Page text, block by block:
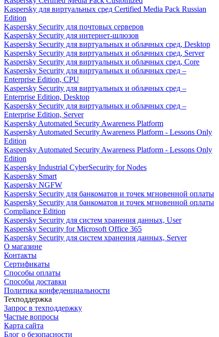
Kaspersky для виртуальных сред Certified Media Pack Russian
Edition
Kaspersky Security для почтовых серверов
Kaspersky Security для интернет-шлюзов
Kaspersky Security для виртуальных и облачных сред, Desktop
Kaspersky Security для виртуальных и облачных сред, Server
Kaspersky Security для виртуальных и облачных сред, Core
Kaspersky Security для виртуальных и облачных сред –
Enterprise Edition, CPU
Kaspersky Security для виртуальных и облачных сред –
Enterprise Edition, Desktop
Kaspersky Security для виртуальных и облачных сред –
Enterprise Edition, Server
Kaspersky Automated Security Awareness Platform
Kaspersky Automated Security Awareness Platform - Lessons Only
Edition
Kaspersky Automated Security Awareness Platform - Lessons Only
Edition
Kaspersky Industrial CyberSecurity for Nodes
Kaspersky Smart
Kaspersky NGFW
Kaspersky Security для банкоматов и точек мгновенной оплаты
Kaspersky Security для банкоматов и точек мгновенной оплаты
Compliance Edition
Kaspersky Security для систем хранения данных, User
Kaspersky Security for Microsoft Office 365
Kaspersky Security для систем хранения данных, Server
О магазине
Контакты
Сертификаты
Способы оплаты
Способы доставки
Политика конфеденциальности
Техподдержка
Запрос в техподдержку
Частые вопросы
Карта сайта
Блог о безопасности